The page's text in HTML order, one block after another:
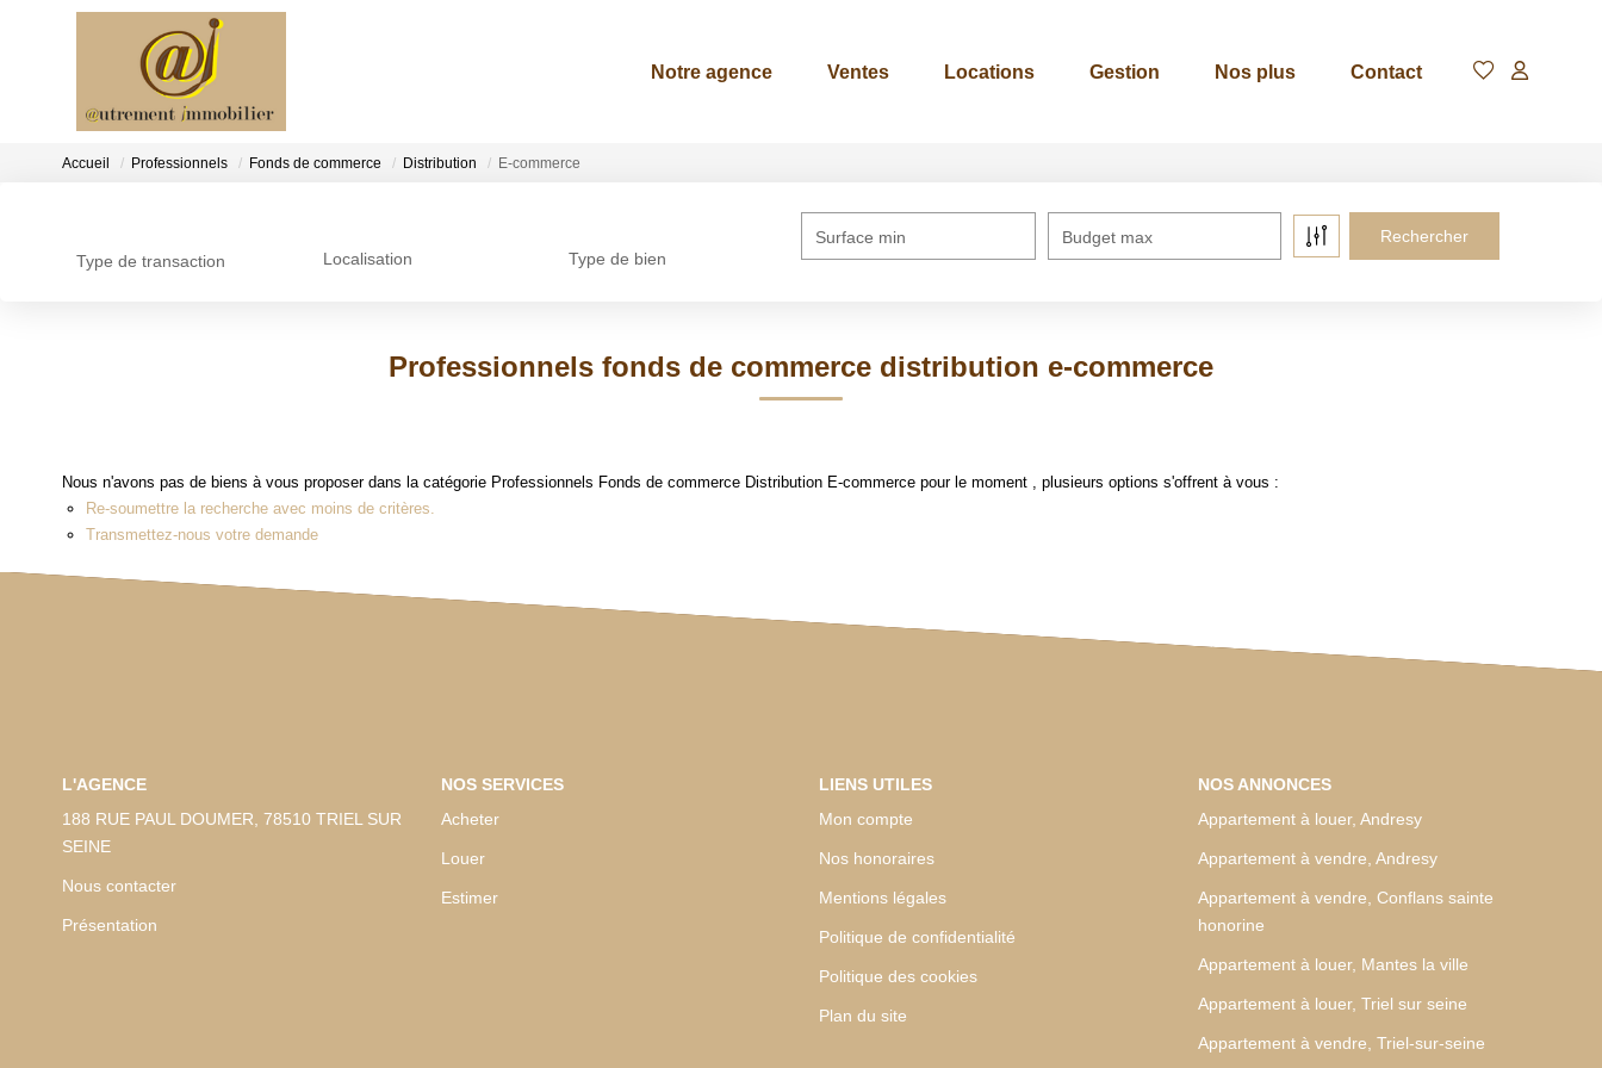
Notre agence Ventes Locations Gestion Nos plus Contact
Accueil Professionnels Fonds de commerce Distribution E-commerce
Type de transaction Localisation Type de bien
Surface min Budget max
Professionnels fonds de commerce distribution e-commerce
Nous n'avons pas de biens à vous proposer dans la catégorie Professionnels Fonds de commerce Distribution E-commerce pour le moment , plusieurs options s'offrent à vous :
Re-soumettre la recherche avec moins de critères.
Transmettez-nous votre demande
L'AGENCE
188 RUE PAUL DOUMER, 78510 TRIEL SUR
SEINE
Nous contacter
Présentation
NOS SERVICES
Acheter
Louer
Estimer
LIENS UTILES
Mon compte
Nos honoraires
Mentions légales
Politique de confidentialité
Politique des cookies
Plan du site
NOS ANNONCES
Appartement à louer, Andresy
Appartement à vendre, Andresy
Appartement à vendre, Conflans sainte
honorine
Appartement à louer, Mantes la ville
Appartement à louer, Triel sur seine
Appartement à vendre, Triel-sur-seine